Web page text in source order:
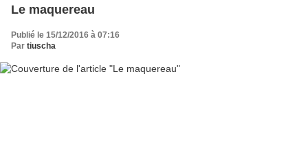
Le maquereau
Publié le 15/12/2016 à 07:16
Par tiuscha